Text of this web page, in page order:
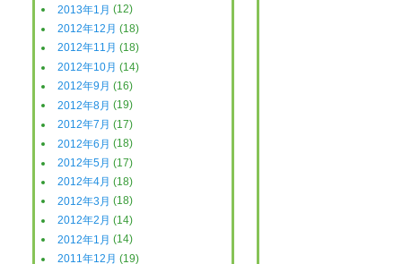
2013年1月 (12)
2012年12月 (18)
2012年11月 (18)
2012年10月 (14)
2012年9月 (16)
2012年8月 (19)
2012年7月 (17)
2012年6月 (18)
2012年5月 (17)
2012年4月 (18)
2012年3月 (18)
2012年2月 (14)
2012年1月 (14)
2011年12月 (19)